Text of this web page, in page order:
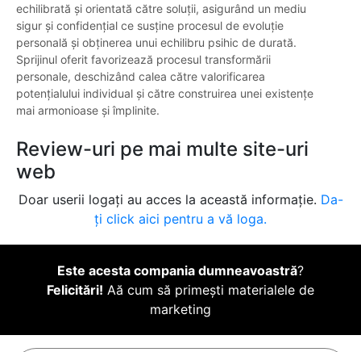
echilibrată și orientată către soluții, asigurând un mediu
sigur și confidențial ce susține procesul de evoluție
personală și obținerea unui echilibru psihic de durată.
Sprijinul oferit favorizează procesul transformării
personale, deschizând calea către valorificarea
potențialului individual și către construirea unei existențe
mai armonioase și împlinite.
Review-uri pe mai multe site-uri
web
Doar userii logați au acces la această informație. Da-
ți click aici pentru a vă loga.
Este acesta compania dumneavoastră?
Felicitări! Aă cum să primești materialele de
marketing